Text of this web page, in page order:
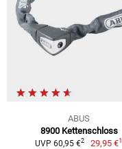
ABUS
8900 Kettenschloss
UVP 60,95 €2 29,95 €1